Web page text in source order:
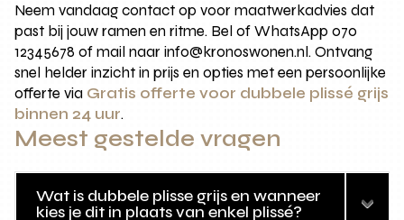
Neem vandaag contact op voor maatwerkadvies dat
past bij jouw ramen en ritme. Bel of WhatsApp 070
12345678 of mail naar info@kronoswonen.nl. Ontvang
snel helder inzicht in prijs en opties met een persoonlijke
offerte via Gratis offerte voor dubbele plissé grijs
binnen 24 uur.
Meest gestelde vragen
Wat is dubbele plisse grijs en wanneer
kies je dit in plaats van enkel plissé?